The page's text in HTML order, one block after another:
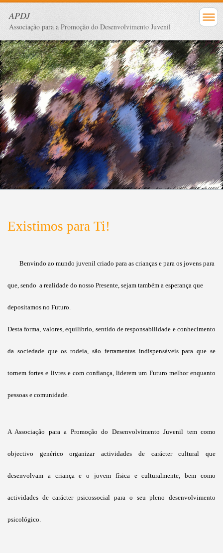
APDJ
Associação para a Promoção do Desenvolvimento Juvenil
Existimos para Ti!
Benvindo ao mundo juvenil criado para as crianças e para os jovens para
que, sendo a realidade do nosso Presente, sejam também a esperança que
depositamos no Futuro.
Desta forma, valores, equilíbrio, sentido de responsabilidade e conhecimento
da sociedade que os rodeia, são ferramentas indispensáveis para que se
tornem fortes e livres e com confiança, liderem um Futuro melhor enquanto
pessoas e comunidade.
A Associação para a Promoção do Desenvolvimento Juvenil tem como
objectivo genérico organizar actividades de carácter cultural que
desenvolvam a criança e o jovem física e culturalmente, bem como
actividades de carácter psicossocial para o seu pleno desenvolvimento
psicológico.